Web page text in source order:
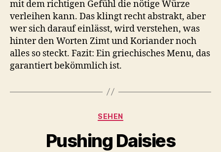
mit dem richtigen Gefühl die nötige Würze
verleihen kann. Das klingt recht abstrakt, aber
wer sich darauf einlässt, wird verstehen, was
hinter den Worten Zimt und Koriander noch
alles so steckt. Fazit: Ein griechisches Menu, das
garantiert bekömmlich ist.
Kategorien
SEHEN
Pushing Daisies